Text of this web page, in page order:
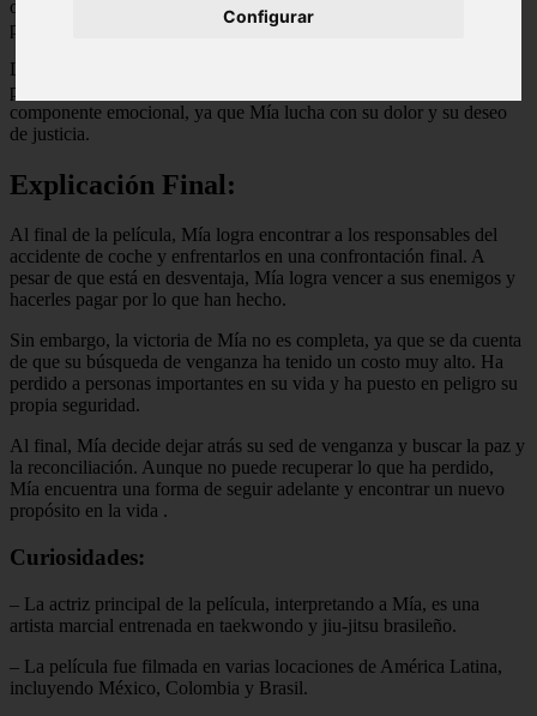
Configurar
organizado, Mía se da cuenta de que su búsqueda de venganza
puede tener consecuencias mortales.
La película está llena de acción, con escenas de peleas y
persecuciones emocionantes, pero también tiene un fuerte
componente emocional, ya que Mía lucha con su dolor y su deseo
de justicia.
Explicación Final:
Al final de la película, Mía logra encontrar a los responsables del
accidente de coche y enfrentarlos en una confrontación final. A
pesar de que está en desventaja, Mía logra vencer a sus enemigos y
hacerles pagar por lo que han hecho.
Sin embargo, la victoria de Mía no es completa, ya que se da cuenta
de que su búsqueda de venganza ha tenido un costo muy alto. Ha
perdido a personas importantes en su vida y ha puesto en peligro su
propia seguridad.
Al final, Mía decide dejar atrás su sed de venganza y buscar la paz y
la reconciliación. Aunque no puede recuperar lo que ha perdido,
Mía encuentra una forma de seguir adelante y encontrar un nuevo
propósito en la vida .
Curiosidades:
– La actriz principal de la película, interpretando a Mía, es una
artista marcial entrenada en taekwondo y jiu-jitsu brasileño.
– La película fue filmada en varias locaciones de América Latina,
incluyendo México, Colombia y Brasil.